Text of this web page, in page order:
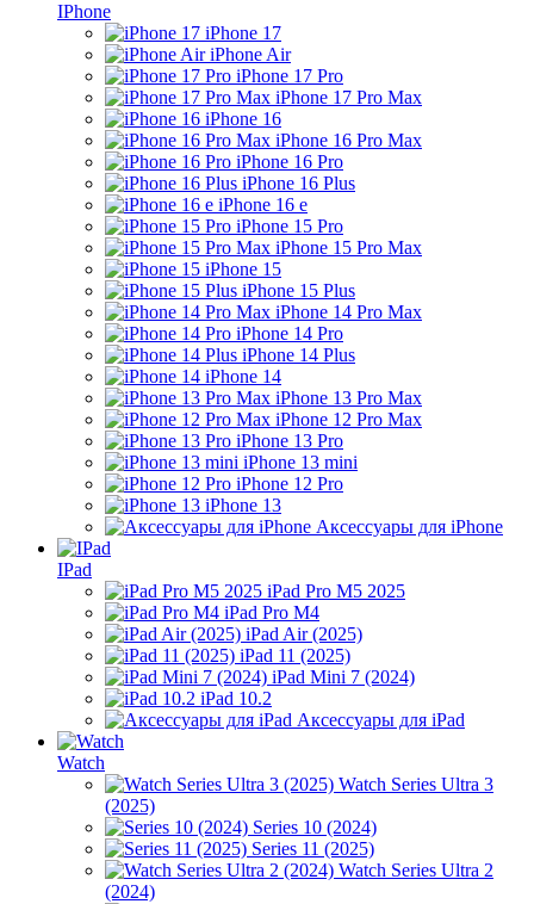
IPhone
iPhone 17
iPhone Air
iPhone 17 Pro
iPhone 17 Pro Max
iPhone 16
iPhone 16 Pro Max
iPhone 16 Pro
iPhone 16 Plus
iPhone 16 e
iPhone 15 Pro
iPhone 15 Pro Max
iPhone 15
iPhone 15 Plus
iPhone 14 Pro Max
iPhone 14 Pro
iPhone 14 Plus
iPhone 14
iPhone 13 Pro Max
iPhone 12 Pro Max
iPhone 13 Pro
iPhone 13 mini
iPhone 12 Pro
iPhone 13
Аксессуары для iPhone
IPad
iPad Pro M5 2025
iPad Pro M4
iPad Air (2025)
iPad 11 (2025)
iPad Mini 7 (2024)
iPad 10.2
Аксессуары для iPad
Watch
Watch Series Ultra 3
(2025)
Series 10 (2024)
Series 11 (2025)
Watch Series Ultra 2
(2024)